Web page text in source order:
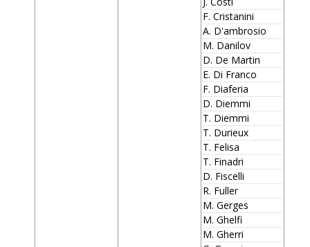
F. Cristanini
A. D'ambrosio
M. Danilov
D. De Martin
E. Di Franco
F. Diaferia
D. Diemmi
T. Diemmi
T. Durieux
T. Felisa
T. Finadri
D. Fiscelli
R. Fuller
M. Gerges
M. Ghelfi
M. Gherri